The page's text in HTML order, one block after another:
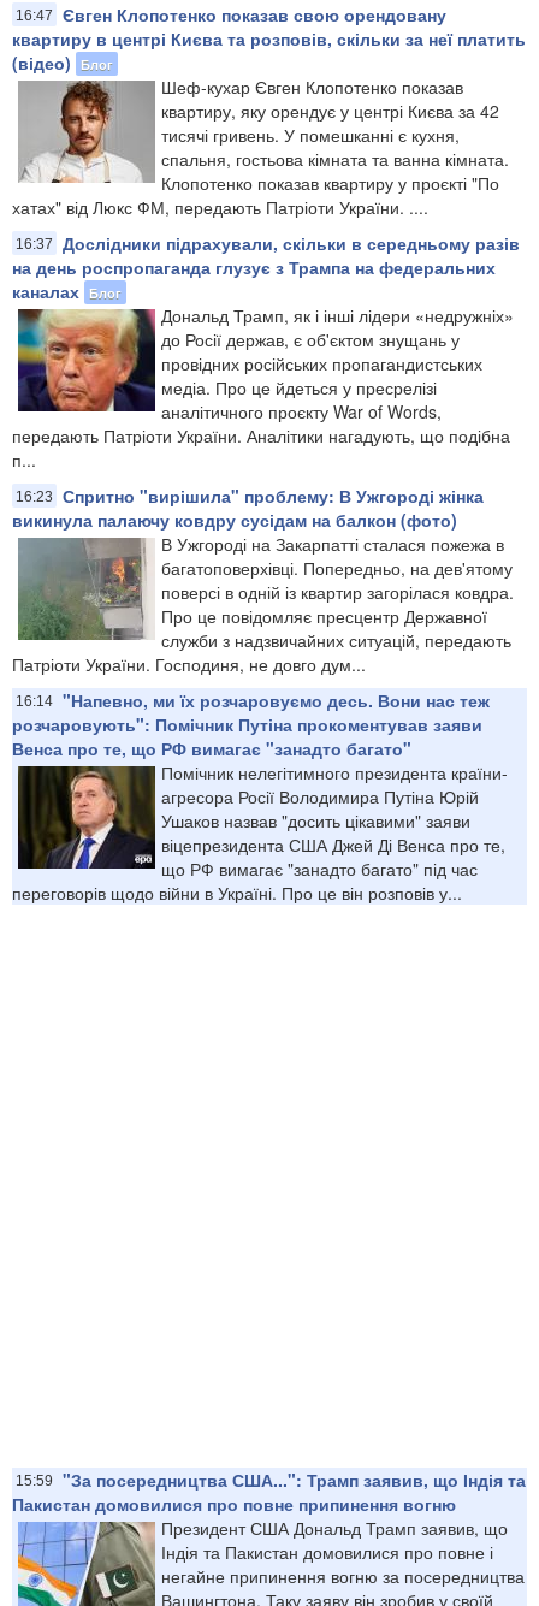
16:47
Євген Клопотенко показав свою орендовану
квартиру в центрі Києва та розповів, скільки за неї платить
(відео)
Блог
Шеф-кухар Євген Клопотенко показав
квартиру, яку орендує у центрі Києва за 42
тисячі гривень. У помешканні є кухня,
спальня, гостьова кімната та ванна кімната.
Клопотенко показав квартиру у проєкті "По
хатах" від Люкс ФМ, передають Патріоти України. ....
16:37
Дослідники підрахували, скільки в середньому разів
на день роспропаганда глузує з Трампа на федеральних
каналах Блог
Дональд Трамп, як і інші лідери «недружніх»
до Росії держав, є об'єктом знущань у
провідних російських пропагандистських
медіа. Про це йдеться у пресрелізі
аналітичного проєкту War of Words,
передають Патріоти України. Аналітики нагадують, що подібна
п...
16:23
Спритно "вирішила" проблему: В Ужгороді жінка
викинула палаючу ковдру сусідам на балкон (фото)
В Ужгороді на Закарпатті сталася пожежа в
багатоповерхівці. Попередньо, на дев'ятому
поверсі в одній із квартир загорілася ковдра.
Про це повідомляє пресцентр Державної
служби з надзвичайних ситуацій, передають
Патріоти України. Господиня, не довго дум...
16:14 "Напевно, ми їх розчаровуємо десь. Вони нас теж
розчаровують": Помічник Путіна прокоментував заяви
Венса про те, що РФ вимагає "занадто багато"
Помічник нелегітимного президента країни-
агресора Росії Володимира Путіна Юрій
Ушаков назвав "досить цікавими" заяви
віцепрезидента США Джей Ді Венса про те,
що РФ вимагає "занадто багато" під час
переговорів щодо війни в Україні. Про це він розповів у...
15:59
"За посередництва США...": Трамп заявив, що Індія та
Пакистан домовилися про повне припинення вогню
Президент США Дональд Трамп заявив, що
Індія та Пакистан домовилися про повне і
негайне припинення вогню за посередництва
Вашингтона. Таку заяву він зробив у своїй